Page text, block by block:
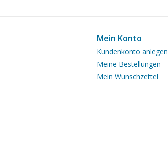
Mein Konto
Kundenkonto anlegen
Meine Bestellungen
Mein Wunschzettel